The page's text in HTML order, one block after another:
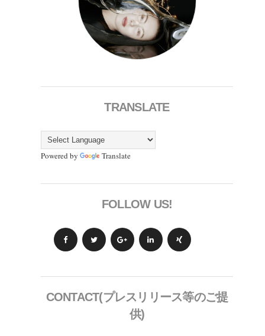
TRANSLATE
Powered by Translate
FOLLOW US!
CONTACT(プレスリリース等のご提
供)